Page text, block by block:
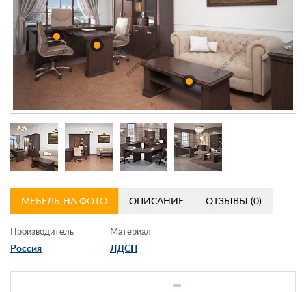
Гос. заказчикам
Клиенты
Заказ каталога
Контакты
Заказать обратный звонок
МЕБЕЛЬ НА ФОТО ОПИСАНИЕ ОТЗЫВЫ (0)
Производитель
Россия
Материал
ЛДСП